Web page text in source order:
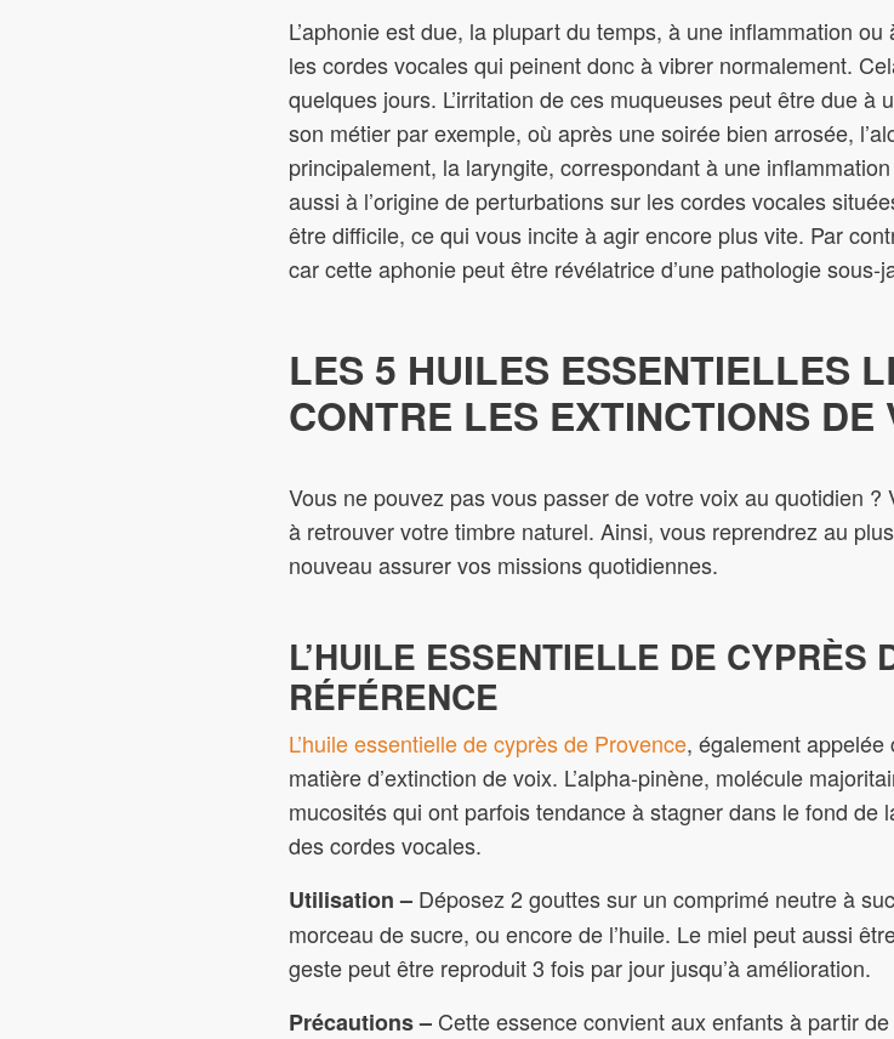
L’aphonie est due, la plupart du temps, à une inflammation
les cordes vocales qui peinent donc à vibrer normalement.
quelques jours. L’irritation de ces muqueuses peut être due
son métier par exemple, où après une soirée bien arrosée,
principalement, la laryngite, correspondant à une
aussi à l’origine de perturbations sur les cordes vocales
être difficile, ce qui vous incite à agir encore plus vite. Par
car cette aphonie peut être révélatrice d’une pathologie
LES 5 HUILES ESSENTIELLES
CONTRE LES EXTINCTIONS DE
Vous ne pouvez pas vous passer de votre voix au quotidien
à retrouver votre timbre naturel. Ainsi, vous reprendrez au
nouveau assurer vos missions quotidiennes.
L’HUILE ESSENTIELLE DE CYPRÈS
RÉFÉRENCE
L’huile essentielle de cyprès de Provence, également
matière d’extinction de voix. L’alpha-pinène, molécule
mucosités qui ont parfois tendance à stagner dans le fond
des cordes vocales.
Utilisation – Déposez 2 gouttes sur un comprimé neutre à
morceau de sucre, ou encore de l’huile. Le miel peut aussi
geste peut être reproduit 3 fois par jour jusqu’à amélioration.
Précautions – Cette essence convient aux enfants à partir